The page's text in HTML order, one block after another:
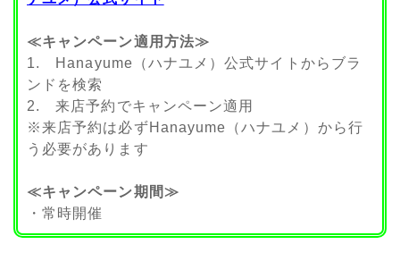
≪キャンペーン適用方法≫
1. Hanayume（ハナユメ）公式サイトからブラ
ンドを検索
2. 来店予約でキャンペーン適用
※来店予約は必ずHanayume（ハナユメ）から行
う必要があります
≪キャンペーン期間≫
・常時開催